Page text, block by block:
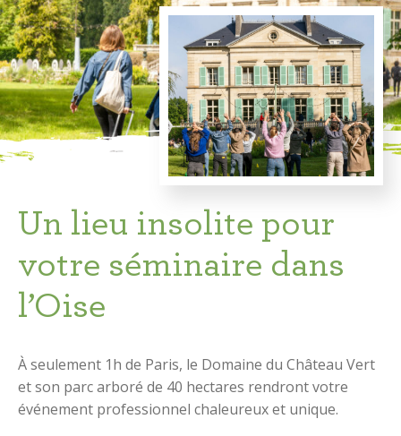
Un lieu insolite pour
votre séminaire dans
l’Oise
À seulement 1h de Paris, le Domaine du Château Vert
et son parc arboré de 40 hectares rendront votre
événement professionnel chaleureux et unique.